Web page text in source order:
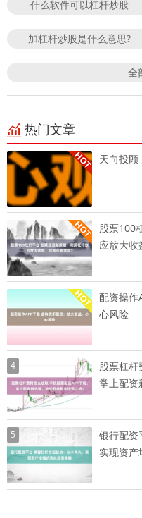
什么软件可以杠杆炒股
加杠杆炒股是什么意思?
全
热门文章
天向投顾
股票100
应放大收
配资操作
心风险
4
股票杠杆
掌上配资
5
银行配资
实现资产